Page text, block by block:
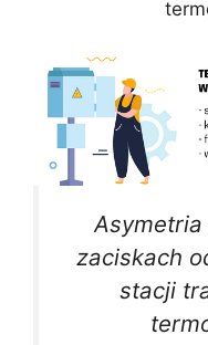
zaciskach
stacji